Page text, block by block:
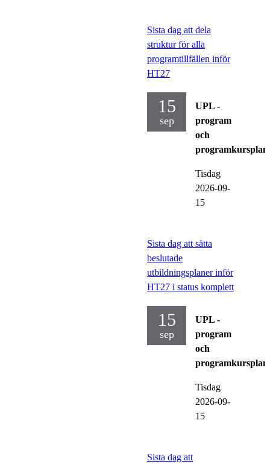
Sista dag att dela
struktur för alla
programtillfällen inför
HT27
15
sep
UPL -
program
och
Tisdag
2026-09-
15
Sista dag att sätta
beslutade
utbildningsplaner inför
HT27 i status komplett
15
sep
UPL -
program
och
Tisdag
2026-09-
15
Sista dag att